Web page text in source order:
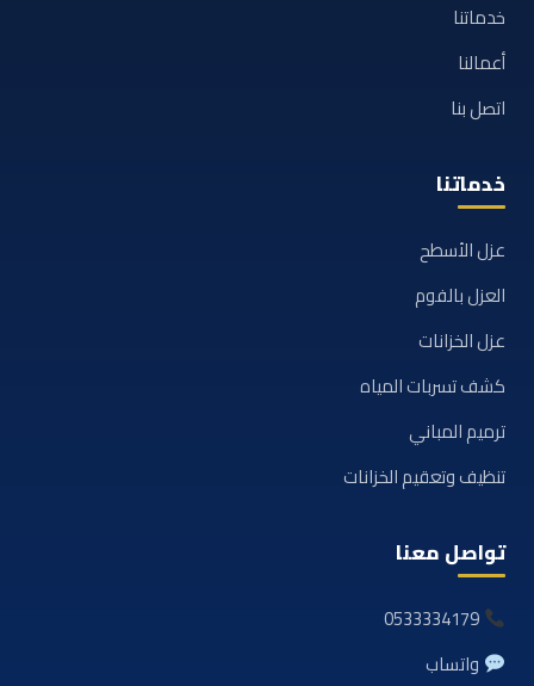
خدماتنا
أعمالنا
اتصل بنا
خدماتنا
عزل الأسطح
العزل بالفوم
عزل الخزانات
كشف تسربات المياه
ترميم المباني
تنظيف وتعقيم الخزانات
تواصل معنا
0533334179
واتساب